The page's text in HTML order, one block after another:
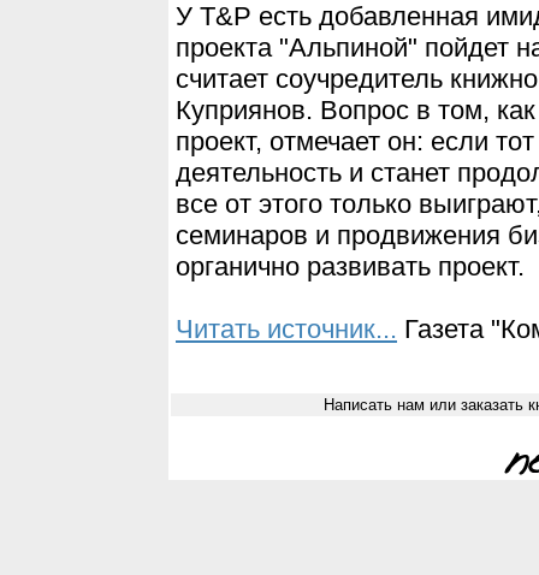
У T&P есть добавленная
проекта "Альпиной" пойдет
считает соучредитель
Куприянов. Вопрос в том,
проект, отмечает он: если
деятельность и станет
все от этого только
семинаров и продвижения
органично развивать проект.
Читать источник... Газета
Написать нам или заказать